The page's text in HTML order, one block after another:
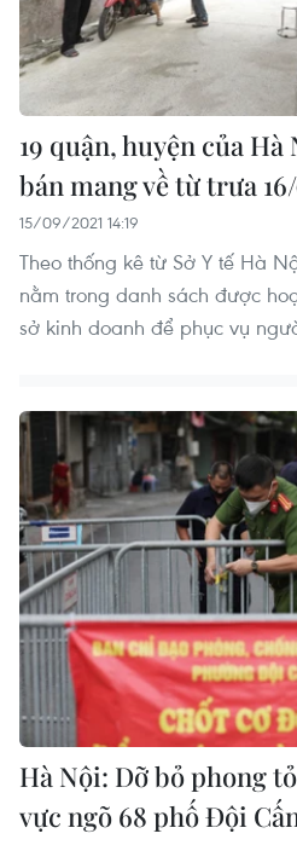
19 quận, huyện của
bán mang về từ trưa
15/09/2021 14:19
Theo thống kê từ Sở Y tế Hà
nằm trong danh sách được
sở kinh doanh để phục vụ
Hà Nội: Dỡ bỏ phong
vực ngõ 68 phố Đội